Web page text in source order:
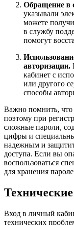
Обращение в
указывали
можете
в службу
помогут
авторизации.
кабинет с
или другого
способы
Важно помнить, что
поэтому при
сложные пароли,
цифры и
надежным и
доступа. Если вы
воспользоваться
для хранения
Вход в личный
технических